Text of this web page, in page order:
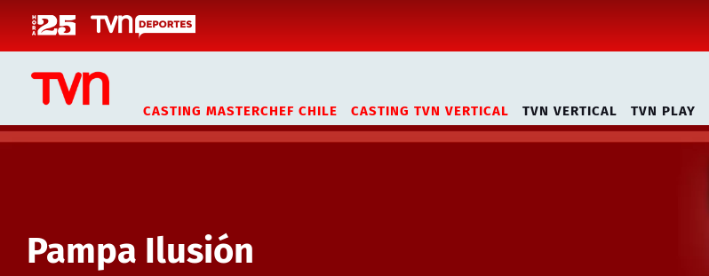
CASTING MASTERCHEF CHILE CASTING TVN VERTICAL TVN VERTICAL TVN PLAY
Pampa Ilusión